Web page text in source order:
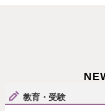
教育・受験